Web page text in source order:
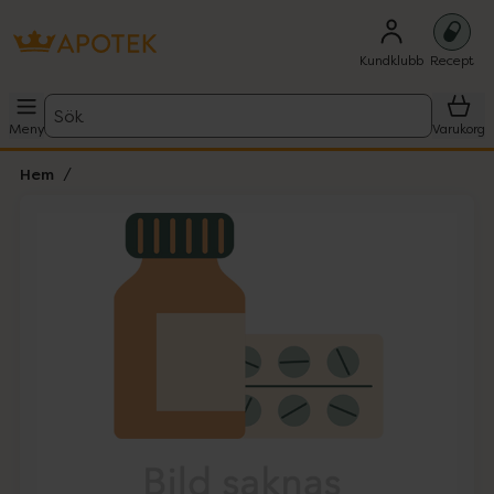
Kundklubb Recept
Meny
Sök
Varukorg
Hem
Lista: . Innehåller 1 objekt.